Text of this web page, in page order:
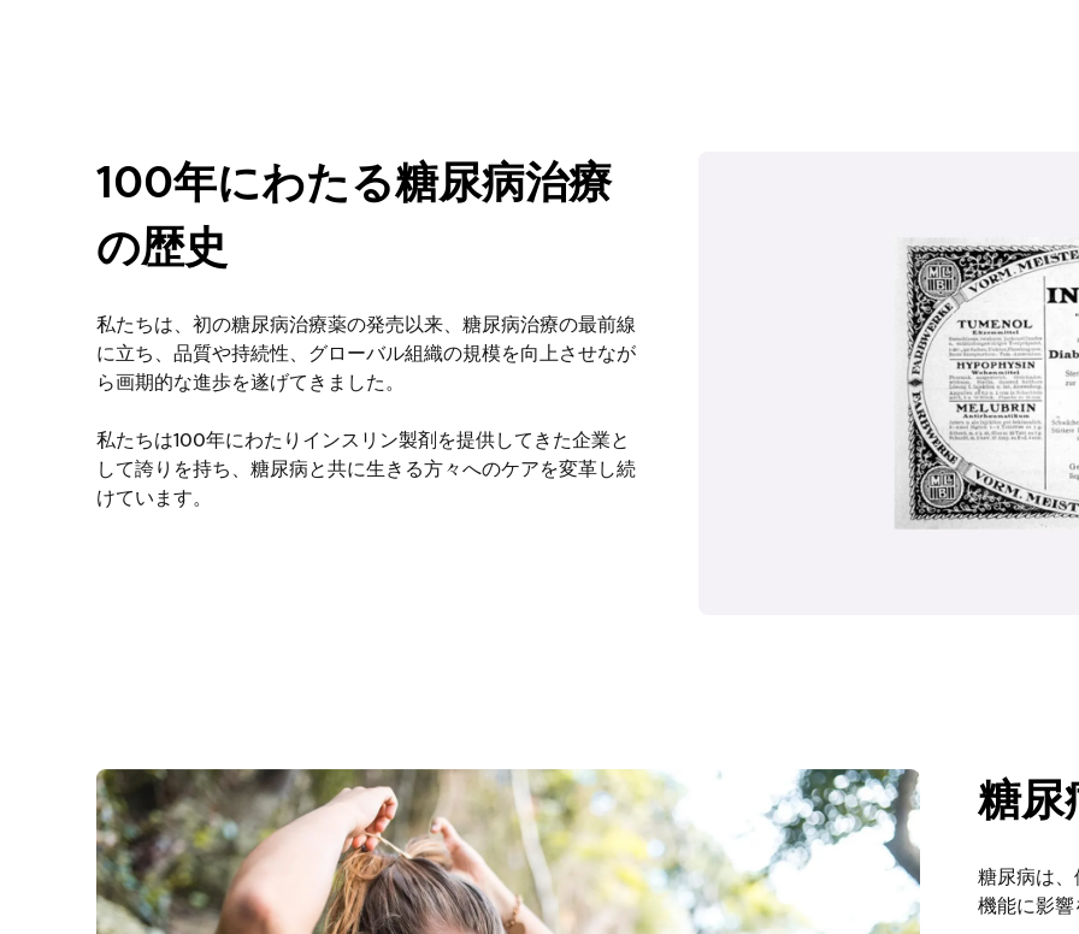
100年にわたる糖尿病治療
の歴史
私たちは、初の糖尿病治療薬の発売以来、糖尿病治療の最前線
に立ち、品質や持続性、グローバル組織の規模を向上させなが
ら画期的な進歩を遂げてきました。
私たちは100年にわたりインスリン製剤を提供してきた企業と
して誇りを持ち、糖尿病と共に生きる方々へのケアを変革し続
けています。
糖尿
糖尿病は
機能に影